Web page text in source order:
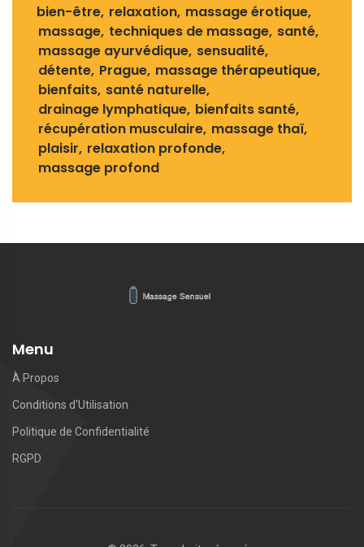
bien-être relaxation massage érotique
massage techniques de massage santé
massage ayurvédique sensualité
détente Prague massage thérapeutique
bienfaits santé naturelle
drainage lymphatique bienfaits santé
récupération musculaire massage thaï
plaisir relaxation profonde
massage profond
Menu
À Propos
Conditions d'Utilisation
Politique de Confidentialité
RGPD